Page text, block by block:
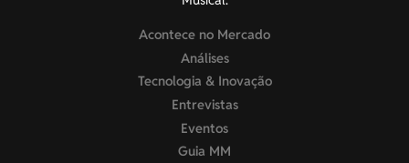
Acontece no Mercado
Análises
Tecnologia & Inovação
Entrevistas
Eventos
Guia MM